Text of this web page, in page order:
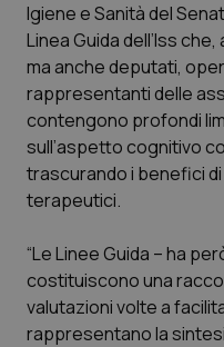
Abruzzo
Basilicata
Calabria
Campania
Emilia-Romagna
Friuli Venezia
QS Pro Gold
Artrite & artrosi
Asma & BPCO
Car-T
Colesterolo &
Dermatite
QS Club Newsletter
Igiene e Sanità del
Linea Guida dell’Iss
ma anche deputati,
rappresentanti delle
contengono profondi
sull’aspetto cognitivo
trascurando i benefici
terapeutici.
“Le Linee Guida – ha
costituiscono una
valutazioni volte a
rappresentano la